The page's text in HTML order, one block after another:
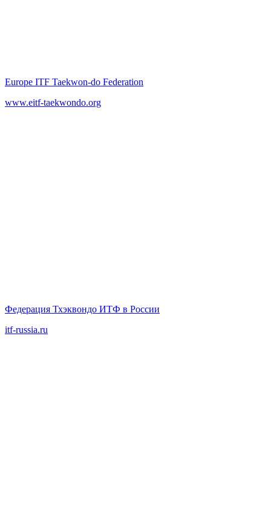
Europe ITF Taekwon-do Federation
www.eitf-taekwondo.org
Федерация Тхэквондо ИТФ в России
itf-russia.ru